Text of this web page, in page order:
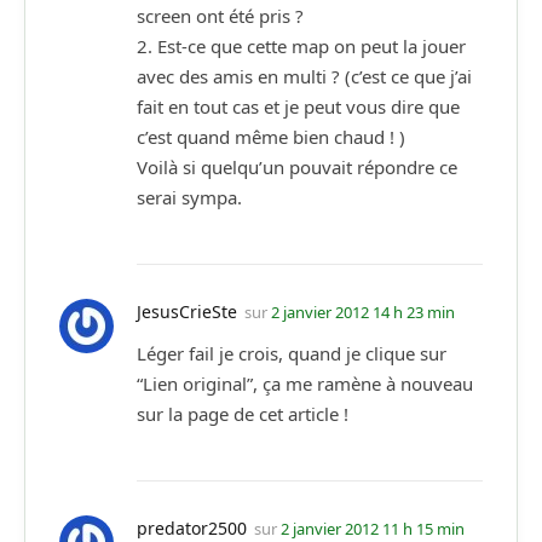
screen ont été pris ?
2. Est-ce que cette map on peut la jouer
avec des amis en multi ? (c’est ce que j’ai
fait en tout cas et je peut vous dire que
c’est quand même bien chaud ! )
Voilà si quelqu’un pouvait répondre ce
serai sympa.
JesusCrieSte sur2 janvier 2012 14 h 23 min
Léger fail je crois, quand je clique sur
“Lien original”, ça me ramène à nouveau
sur la page de cet article !
predator2500 sur2 janvier 2012 11 h 15 min